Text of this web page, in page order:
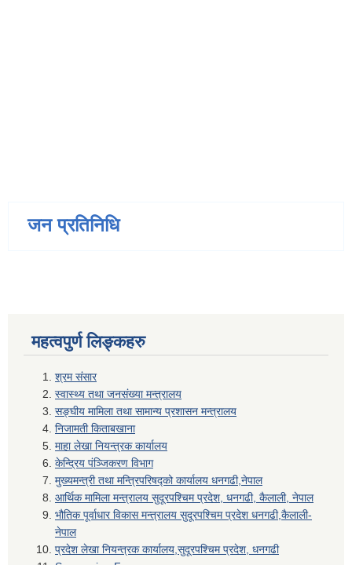
जन प्रतिनिधि
महत्वपुर्ण लिङ्कहरु
श्रम संसार
स्वास्थ्य तथा जनसंख्या मन्त्रालय
सङ्घीय मामिला तथा सामान्य प्रशासन मन्त्रालय
निजामती किताबखाना
माहा लेखा नियन्त्रक कार्यालय
केन्द्रिय पंञ्जिकरण विभाग
मुख्यमन्त्री तथा मन्त्रिपरिषद्को कार्यालय धनगढी,नेपाल
आर्थिक मामिला मन्त्रालय सुदूरपश्चिम प्रदेश, धनगढी, कैलाली, नेपाल
भौतिक पूर्वाधार विकास मन्त्रालय सुदूरपश्चिम प्रदेश धनगढी,कैलाली-
नेपाल
प्रदेश लेखा नियन्त्रक कार्यालय,सुदूरपश्चिम प्रदेश, धनगढी